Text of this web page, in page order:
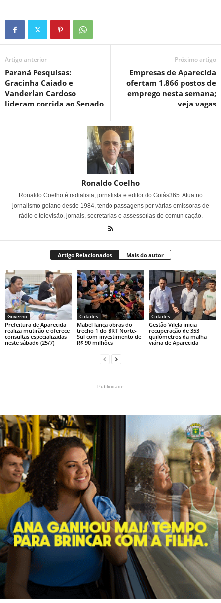
Artigo anterior
Paraná Pesquisas:
Gracinha Caiado e
Vanderlan Cardoso
lideram corrida ao Senado
Próximo artigo
Empresas de Aparecida
ofertam 1.866 postos de
emprego nesta semana;
veja vagas
Ronaldo Coelho
Ronaldo Coelho é radialista, jornalista e editor do Goiás365. Atua no
jornalismo goiano desde 1984, tendo passagens por várias emissoras de
rádio e televisão, jornais, secretarias e assessorias de comunicação.
Artigo Relacionados Mais do autor
Governo
Prefeitura de Aparecida
realiza mutirão e oferece
consultas especializadas
neste sábado (25/7)
Cidades
Mabel lança obras do
trecho 1 do BRT Norte-
Sul com investimento de
R$ 90 milhões
Cidades
Gestão Vilela inicia
recuperação de 353
quilômetros da malha
viária de Aparecida
- Publicidade -